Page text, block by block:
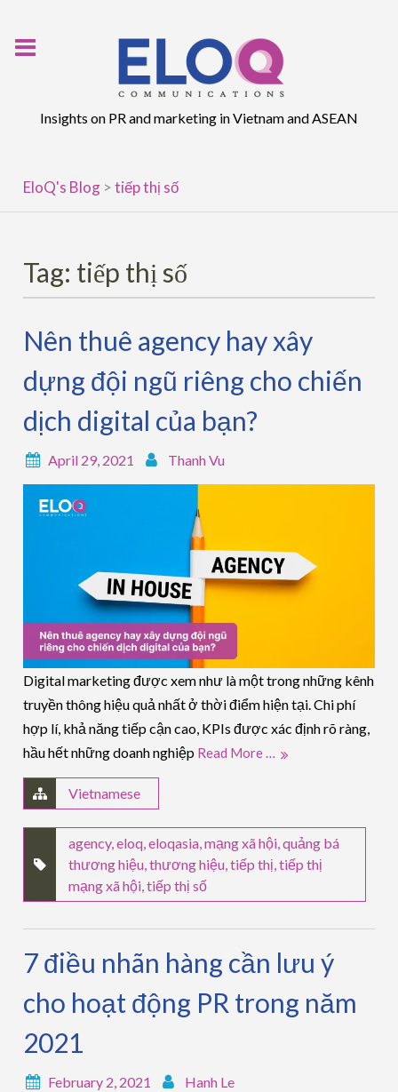
Insights on PR and marketing in Vietnam and ASEAN
EloQ's Blog >tiếp thị số
Tag: tiếp thị số
Nên thuê agency hay xây
dựng đội ngũ riêng cho chiến
dịch digital của bạn?
April 29, 2021 Thanh Vu
Digital marketing được xem như là một trong những kênh
truyền thông hiệu quả nhất ở thời điểm hiện tại. Chi phí
hợp lí, khả năng tiếp cận cao, KPIs được xác định rõ ràng,
hầu hết những doanh nghiệp Read More …
Vietnamese
agency,eloq,eloqasia,mạng xã hội,quảng bá
thương hiệu,thương hiệu,tiếp thị,tiếp thị
mạng xã hội,tiếp thị số
7 điều nhãn hàng cần lưu ý
cho hoạt động PR trong năm
2021
February 2, 2021 Hanh Le